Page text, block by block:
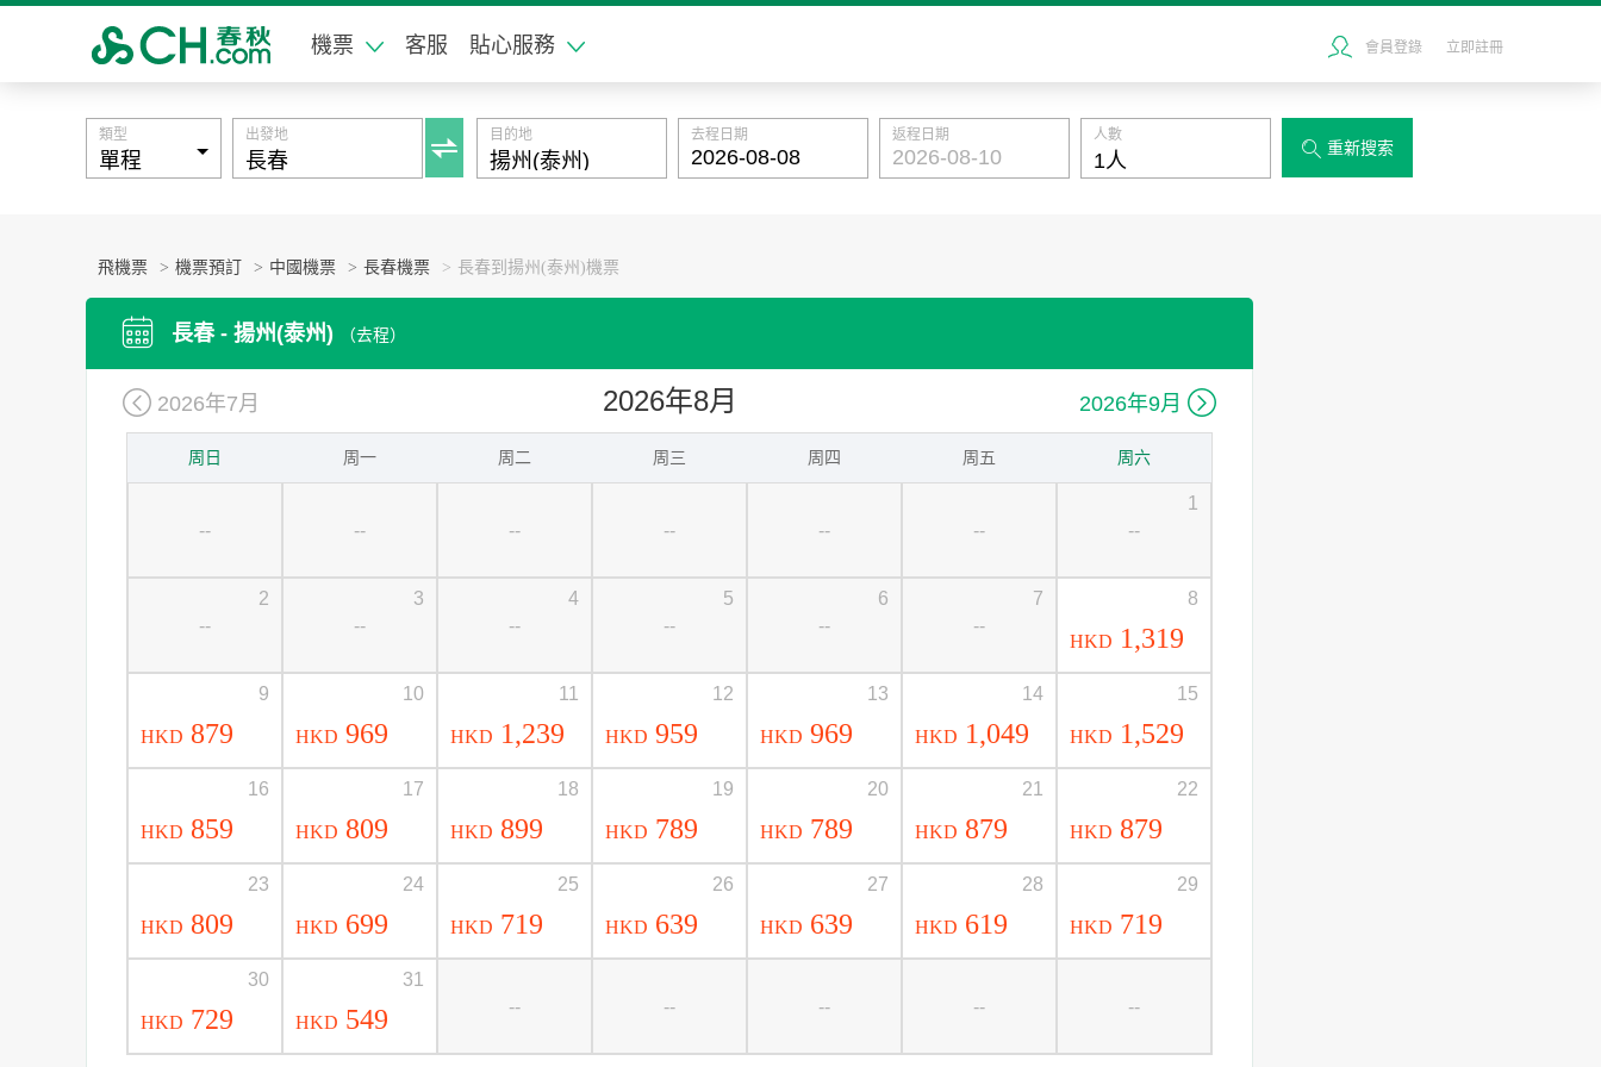
機票 客服 貼心服務 會員登錄 立即註冊

類型 出發地 目的地 去程日期 返程日期 人數
 重新搜索
飛機票 > 機票預訂 > 中國機票 > 長春機票 > 長春到揚州(泰州)機票
 長春 - 揚州(泰州) （去程）
2026年8月
 2026年7月 2026年9月 
周日 周一 周二 周三 周四 周五 周六
-- -- -- -- -- -- --
1
--
2
--
3
--
4
--
5
--
6
--
7
HKD 1,319
8
HKD 879
9
HKD 969
10
HKD 1,239
11
HKD 959
12
HKD 969
13
HKD 1,049
14
HKD 1,529
15
HKD 859
16
HKD 809
17
HKD 899
18
HKD 789
19
HKD 789
20
HKD 879
21
HKD 879
22
HKD 809
23
HKD 699
24
HKD 719
25
HKD 639
26
HKD 639
27
HKD 619
28
HKD 719
29
HKD 729
30
HKD 549
31
--
-- -- -- --